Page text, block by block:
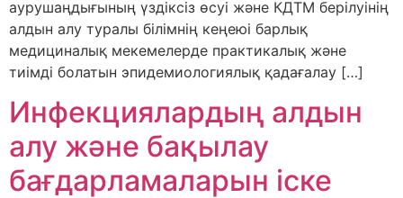
аурушаңдығының үздіксіз өсуі және КДТМ берілуінің
алдын алу туралы білімнің кеңеюі барлық
медициналық мекемелерде практикалық және
тиімді болатын эпидемиологиялық қадағалау […]
Инфекциялардың алдын
алу және бақылау
бағдарламаларын іске